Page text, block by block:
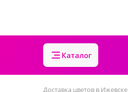
Каталог
Доставка цветов в Ижевске